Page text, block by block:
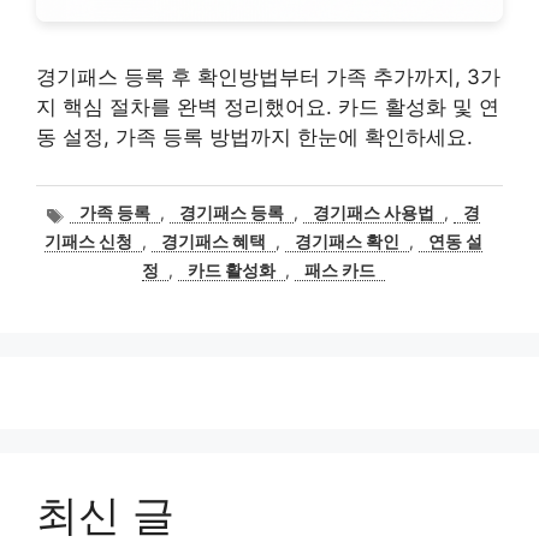
경기패스 등록 후 확인방법부터 가족 추가까지, 3가
지 핵심 절차를 완벽 정리했어요. 카드 활성화 및 연
동 설정, 가족 등록 방법까지 한눈에 확인하세요.
태
그
가족 등록 , 경기패스 등록 , 경기패스 사용법 ,
경
기패스 신청
, 경기패스 혜택 , 경기패스 확인 ,
연동 설
정
, 카드 활성화 , 패스 카드
최신 글